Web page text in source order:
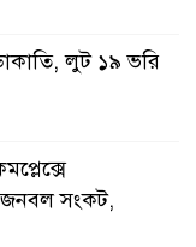
ডাকাতি, লুট ১৯ ভরি
সংকট,